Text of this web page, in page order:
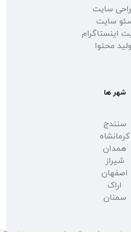
سایت
سایت
اینستاگرام
محتوا
شهر ها
سنندج
کرمانشاه
همدان
شیراز
اصفهان
اراک
سمنان